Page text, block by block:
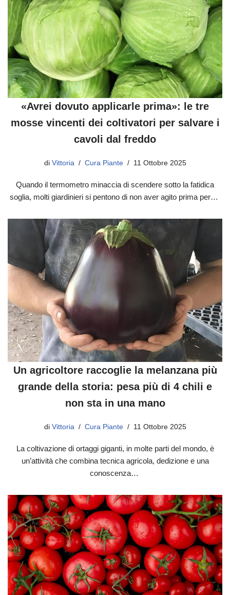
«Avrei dovuto applicarle prima»: le tre
mosse vincenti dei coltivatori per salvare i
cavoli dal freddo
di Vittoria Cura Piante 11 Ottobre 2025
Quando il termometro minaccia di scendere sotto la fatidica
soglia, molti giardinieri si pentono di non aver agito prima per…
Un agricoltore raccoglie la melanzana più
grande della storia: pesa più di 4 chili e
non sta in una mano
di Vittoria Cura Piante 11 Ottobre 2025
La coltivazione di ortaggi giganti, in molte parti del mondo, è
un’attività che combina tecnica agricola, dedizione e una
conoscenza…